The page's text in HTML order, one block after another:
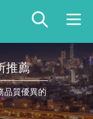
推薦
品質優異的